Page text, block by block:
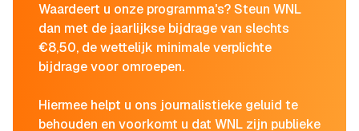
Waardeert u onze programma's? Steun WNL
dan met de jaarlijkse bijdrage van slechts
€8,50, de wettelijk minimale verplichte
bijdrage voor omroepen.
Hiermee helpt u ons journalistieke geluid te
behouden en voorkomt u dat WNL zijn publieke